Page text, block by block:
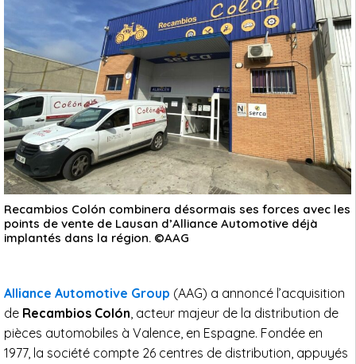
Recambios Colón combinera désormais ses forces avec les
points de vente de Lausan d’Alliance Automotive déjà
implantés dans la région. ©AAG
Alliance Automotive Group (AAG) a annoncé l’acquisition
de Recambios Colón, acteur majeur de la distribution de
pièces automobiles à Valence, en Espagne. Fondée en
1977, la société compte 26 centres de distribution, appuyés